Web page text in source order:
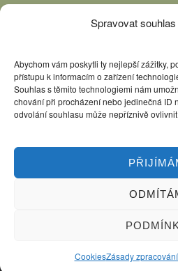
Spravovat
Abychom vám poskytli ty nejlepší zážitky,
přístupu k informacím o zařízení
Souhlas s těmito technologiemi nám
chování při procházení nebo jedinečná ID
odvolání souhlasu může nepříznivě
CookiesZásady
Topics Freshness
Kniha Domácí mlékař